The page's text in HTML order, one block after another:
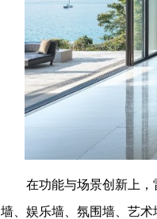
在功能与场景创新上
墙、娱乐墙、氛围墙、艺术